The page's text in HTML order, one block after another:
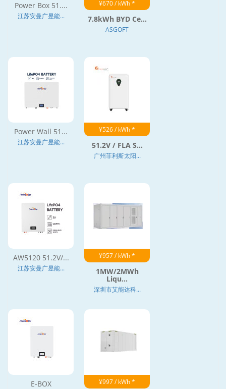
Power Box 51....
江苏安曼广昱能...
¥670 / kWh *
7.8kWh BYD Ce...
ASGOFT
Power Wall 51...
江苏安曼广昱能...
¥526 / kWh *
51.2V / FLA S...
广州菲利斯太阳...
AW5120 51.2V/...
江苏安曼广昱能...
¥957 / kWh *
1MW/2MWh
Liqu...
深圳市艾能达科...
E-BOX ¥997 / kWh *